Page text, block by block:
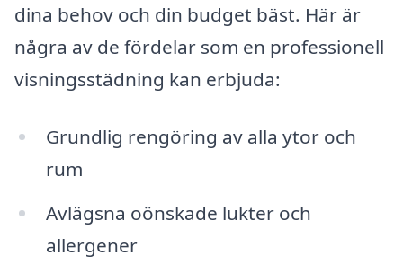
dina behov och din budget bäst. Här är
några av de fördelar som en professionell
visningsstädning kan erbjuda:
Grundlig rengöring av alla ytor och
rum
Avlägsna oönskade lukter och
allergener